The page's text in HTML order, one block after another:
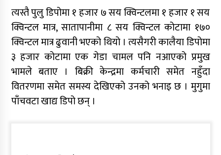
त्यस्तै पुलु डिपोमा १ हजार ७ सय क्विन्टलमा १ हजार १ सय
क्विन्टल मात्र, सातापानीमा ८ सय क्विन्टल कोटामा १७०
क्विन्टल मात्र ढुवानी भएको थियो । त्यसैगरी कालैया डिपोमा
३ हजार कोटामा एक गेडा चामल पनि नआएको प्रमुख
भामले बताए । बिक्री केन्द्रमा कर्मचारी समेत नहुँदा
वितरणमा समेत समस्य देखिएको उनको भनाइ छ । मुगुमा
पाँचवटा खाद्य डिपो छन् ।